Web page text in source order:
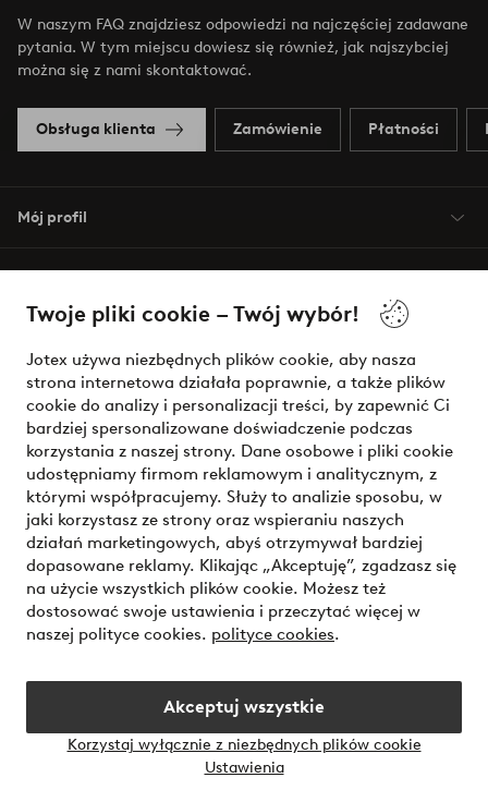
Twoje pliki cookie – Twój wybór!
Jotex używa niezbędnych plików cookie, aby nasza
strona internetowa działała poprawnie, a także plików
cookie do analizy i personalizacji treści, by zapewnić Ci
bardziej spersonalizowane doświadczenie podczas
korzystania z naszej strony. Dane osobowe i pliki cookie
udostępniamy firmom reklamowym i analitycznym, z
którymi współpracujemy. Służy to analizie sposobu, w
jaki korzystasz ze strony oraz wspieraniu naszych
działań marketingowych, abyś otrzymywał bardziej
dopasowane reklamy. Klikając „Akceptuję”, zgadzasz się
na użycie wszystkich plików cookie. Możesz też
dostosować swoje ustawienia i przeczytać więcej w
naszej polityce cookies. polityce cookies.
Akceptuj wszystkie
Korzystaj wyłącznie z niezbędnych plików cookie
Ustawienia
W naszym FAQ znajdziesz odpowiedzi na najczęściej zadawane
pytania. W tym miejscu dowiesz się również, jak najszybciej
można się z nami skontaktować.
Obsługa klienta Zamówienie Płatności
Mój profil
Warunki
Bezpieczne płatności - zapłać teraz lub podziel się
Chcesz dowiedzieć się więcej o naszych opcjach płatności